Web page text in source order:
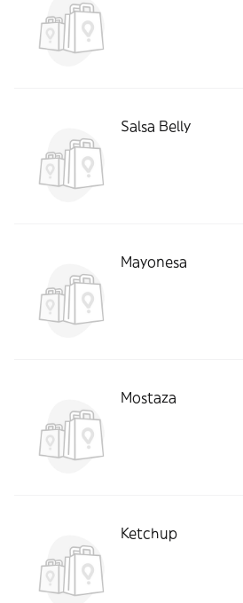
Salsa Belly
Mayonesa
Mostaza
Ketchup